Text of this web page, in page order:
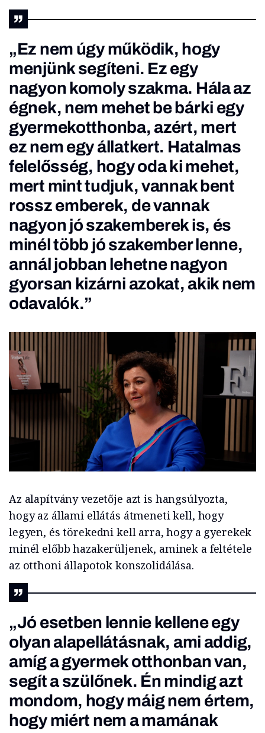
„Ez nem úgy működik, hogy
menjünk segíteni. Ez egy
nagyon komoly szakma. Hála az
égnek, nem mehet be bárki egy
gyermekotthonba, azért, mert
ez nem egy állatkert. Hatalmas
felelősség, hogy oda ki mehet,
mert mint tudjuk, vannak bent
rossz emberek, de vannak
nagyon jó szakemberek is, és
minél több jó szakember lenne,
annál jobban lehetne nagyon
gyorsan kizárni azokat, akik nem
odavalók.”
Az alapítvány vezetője azt is hangsúlyozta,
hogy az állami ellátás átmeneti kell, hogy
legyen, és törekedni kell arra, hogy a gyerekek
minél előbb hazakerüljenek, aminek a feltétele
az otthoni állapotok konszolidálása.
„Jó esetben lennie kellene egy
olyan alapellátásnak, ami addig,
amíg a gyermek otthonban van,
segít a szülőnek. Én mindig azt
mondom, hogy máig nem értem,
hogy miért nem a mamának